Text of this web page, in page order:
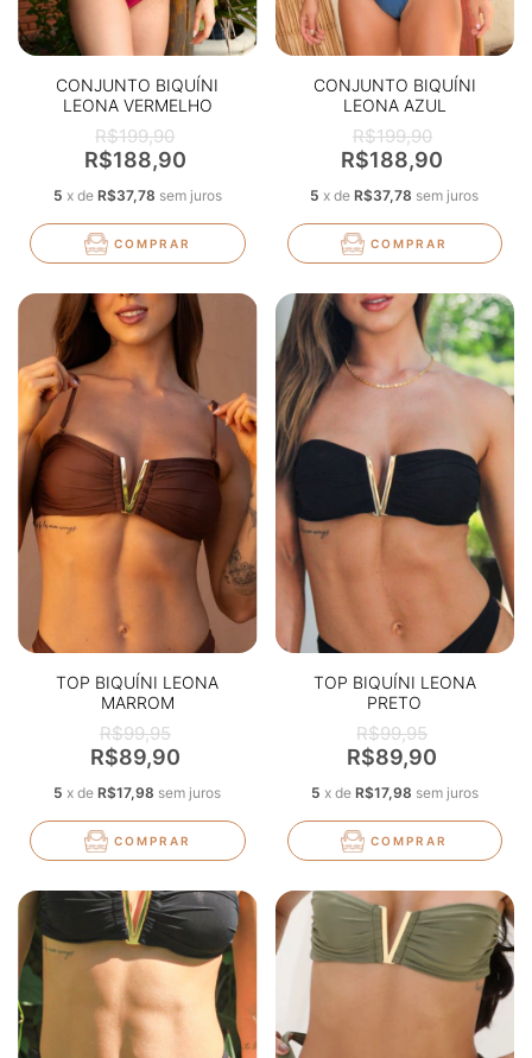
CONJUNTO BIQUÍNI
LEONA VERMELHO
R$199,90
R$188,90
5 x de R$37,78 sem juros
COMPRAR
CONJUNTO BIQUÍNI
LEONA AZUL
R$199,90
R$188,90
5 xdeR$37,78 sem juros
COMPRAR
TOP BIQUÍNI LEONA
MARROM
R$99,95
R$89,90
5 xdeR$17,98 sem juros
COMPRAR
TOP BIQUÍNI LEONA
PRETO
R$99,95
R$89,90
5 x de R$17,98 sem juros
COMPRAR